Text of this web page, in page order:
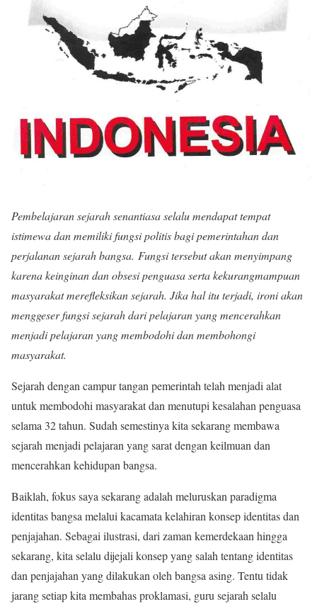
Pembelajaran sejarah senantiasa selalu mendapat tempat
istimewa dan memiliki fungsi politis bagi pemerintahan dan
perjalanan sejarah bangsa. Fungsi tersebut akan menyimpang
karena keinginan dan obsesi penguasa serta kekurangmampuan
masyarakat merefleksikan sejarah. Jika hal itu terjadi, ironi akan
menggeser fungsi sejarah dari pelajaran yang mencerahkan
menjadi pelajaran yang membodohi dan membohongi
masyarakat.
Sejarah dengan campur tangan pemerintah telah menjadi alat
untuk membodohi masyarakat dan menutupi kesalahan penguasa
selama 32 tahun. Sudah semestinya kita sekarang membawa
sejarah menjadi pelajaran yang sarat dengan keilmuan dan
mencerahkan kehidupan bangsa.
Baiklah, fokus saya sekarang adalah meluruskan paradigma
identitas bangsa melalui kacamata kelahiran konsep identitas dan
penjajahan. Sebagai ilustrasi, dari zaman kemerdekaan hingga
sekarang, kita selalu dijejali konsep yang salah tentang identitas
dan penjajahan yang dilakukan oleh bangsa asing. Tentu tidak
jarang setiap kita membahas proklamasi, guru sejarah selalu